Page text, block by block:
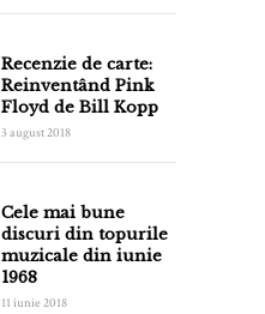
Recenzie de carte:
Reinventând Pink
Floyd de Bill Kopp
3 august 2018
Cele mai bune
discuri din topurile
muzicale din iunie
1968
11 iunie 2018